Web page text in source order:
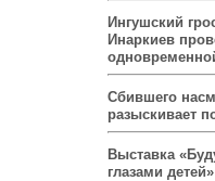
Ингушский
Инаркиев
Сбившего
разыскивает
Выставка
глазами